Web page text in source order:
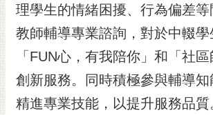
RSS
訂
子
報
理學生的情緒困擾、行為偏差
教師輔導專業諮詢，對於中輟學
「FUN心，有我陪你」和「社
創新服務。同時積極參與輔導
精進專業技能，以提升服務品質